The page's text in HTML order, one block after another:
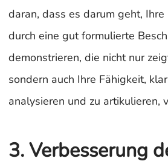
daran, dass es darum geht,
durch eine gut formulierte
demonstrieren, die nicht nur
sondern auch Ihre Fähigkeit,
analysieren und zu artikulieren,
3. Verbesserung